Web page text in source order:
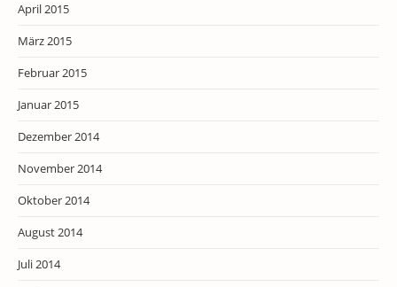
April 2015
März 2015
Februar 2015
Januar 2015
Dezember 2014
November 2014
Oktober 2014
August 2014
Juli 2014